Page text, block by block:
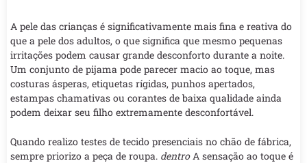
A pele das crianças é significativamente mais fina e reativa do
que a pele dos adultos, o que significa que mesmo pequenas
irritações podem causar grande desconforto durante a noite.
Um conjunto de pijama pode parecer macio ao toque, mas
costuras ásperas, etiquetas rígidas, punhos apertados,
estampas chamativas ou corantes de baixa qualidade ainda
podem deixar seu filho extremamente desconfortável.
Quando realizo testes de tecido presenciais no chão de fábrica,
sempre priorizo a peça de roupa. dentroA sensação ao toque é